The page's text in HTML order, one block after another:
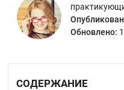
Обновлено:
СОДЕРЖАНИЕ